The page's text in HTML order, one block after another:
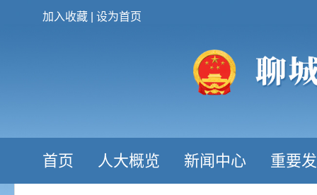
加入收藏 设为首页
首页 人大概览 新闻中心 重要